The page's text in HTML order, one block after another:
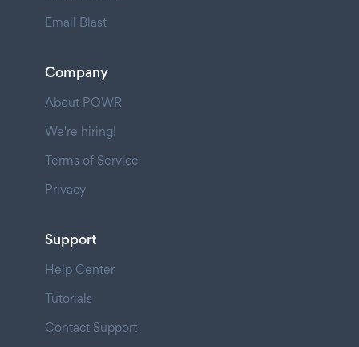
Email Blast
Company
About POWR
We're hiring!
Terms of Service
Privacy
Support
Help Center
Tutorials
Contact Support